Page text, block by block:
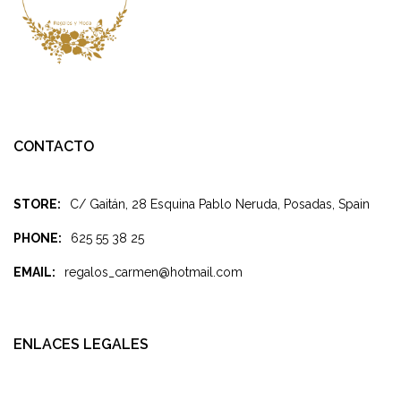
CONTACTO
STORE: C/ Gaitán, 28 Esquina Pablo Neruda, Posadas, Spain
PHONE: 625 55 38 25
EMAIL: regalos_carmen@hotmail.com
ENLACES LEGALES